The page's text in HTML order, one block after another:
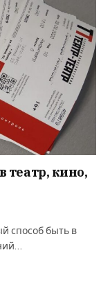
театр, кино,
способ быть в